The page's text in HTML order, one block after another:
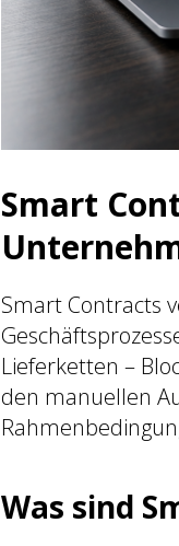
Smart
Smart Contracts
Lieferketten –
den manuellen
Was sind